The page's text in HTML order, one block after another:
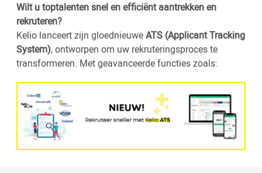
Wilt u toptalenten snel en efficiënt aantrekken en
rekruteren?
Kelio lanceert zijn gloednieuweATS (Applicant Tracking
System), ontworpen om uw rekruteringsproces te
transformeren. Met geavanceerde functies zoals: